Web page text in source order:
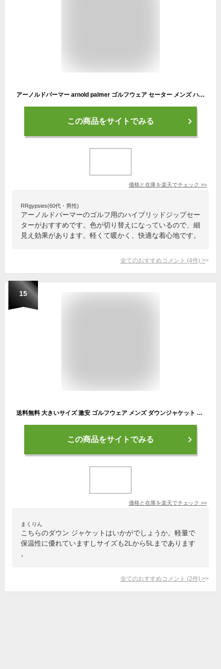
アーノルドパーマー arnold palmer ゴルフウェア セーター メンズ ハイブリッドジップセーター AP220204L06 【2022年秋冬モデル】
この商品をサイトでみる
価格と在庫を楽天でチェック >>
RRgypsies(60代・男性)
アーノルドパーマーのゴルフ用のハイブリッドジップセー
ターがおすすめです。色が切り替えになっているので、細
見え効果があります。軽くて暖かく、快適な着心地です。
全てのおすすめコメント (4件) >
15
送料無料 大きいサイズ 激安 ゴルフウェア メンズ ダウンジャケット リアルダウン 軽量 薄手 スタンド ジャケット インナーダウン 防寒 ライトダウン アウター ブルゾン 保温 ビジネス アウトドア キャンプ ワークマン プラス
この商品をサイトでみる
価格と在庫を楽天でチェック >>
まくりん
こちらのダウン ジャケットはいかがでしょうか。軽量で
保温性に優れていますしサイズも2Lから5Lまであります
。
全てのおすすめコメント (2件) >